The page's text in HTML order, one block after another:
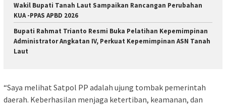
Wakil Bupati Tanah Laut Sampaikan Rancangan Perubahan
KUA -PPAS APBD 2026
Bupati Rahmat Trianto Resmi Buka Pelatihan Kepemimpinan
Administrator Angkatan IV, Perkuat Kepemimpinan ASN Tanah
Laut
“Saya melihat Satpol PP adalah ujung tombak pemerintah
daerah. Keberhasilan menjaga ketertiban, keamanan, dan